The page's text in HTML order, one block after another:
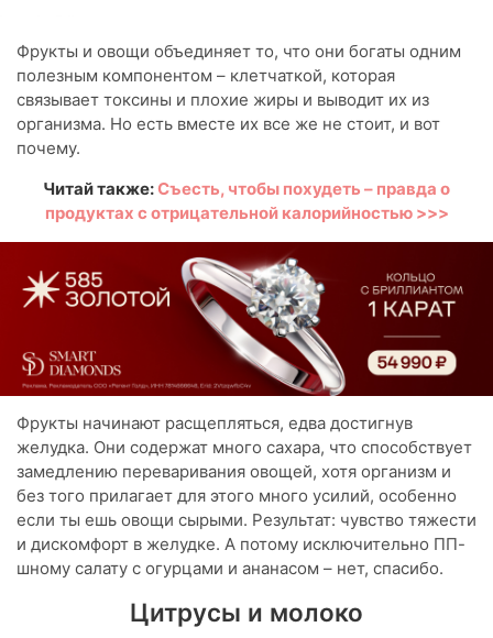
Фрукты и овощи объединяет то, что они богаты одним
полезным компонентом – клетчаткой, которая
связывает токсины и плохие жиры и выводит их из
организма. Но есть вместе их все же не стоит, и вот
почему.
Читай также:Съесть, чтобы похудеть – правда о
продуктах с отрицательной калорийностью >>>
Фрукты начинают расщепляться, едва достигнув
желудка. Они содержат много сахара, что способствует
замедлению переваривания овощей, хотя организм и
без того прилагает для этого много усилий, особенно
если ты ешь овощи сырыми. Результат: чувство тяжести
и дискомфорт в желудке. А потому исключительно ПП-
шному салату с огурцами и ананасом – нет, спасибо.
Цитрусы и молоко